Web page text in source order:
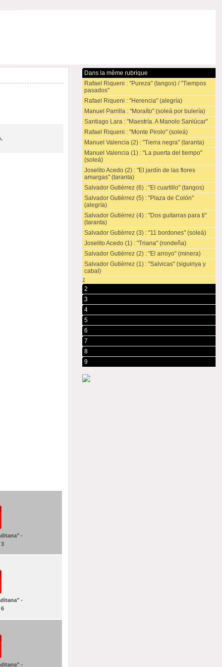
-
3
-
6
-
Dans la même rubrique
Rafael Riqueni : "Pureza" (tangos) / "Tiempos
pasados"
Rafael Riqueni : "Herencia" (alegría)
Manuel Parrilla : "Moraíto" (soleá por bulería)
Santiago Lara : "Maestría. A Manolo Sanlúcar"
Rafael Riqueni : "Monte Pirolo" (soleá)
Manuel Valencia (2) : "Tierra negra" (taranta)
Manuel Valencia (1) : "La puerta del tiempo"
(soleá)
Joselito Acedo (2) : "El jardín de las flores
amargas" (taranta)
Salvador Gutiérrez (6) : "El cuartillo" (tangos)
Salvador Gutiérrez (5) : "Plaza de Colón"
(alegría)
Salvador Gutiérrez (4) : "Dos guitarras para ti"
(taranta)
Salvador Gutiérrez (3) : "11 bordones" (soleá)
Joselito Acedo (1) : "Triana" (rondeña)
Salvador Gutiérrez (2) : "El arroyo" (minera)
Salvador Gutiérrez (1) : "Salvicas" (siguiriya y
cabal)
1
2
3
4
5
6
7
8
9